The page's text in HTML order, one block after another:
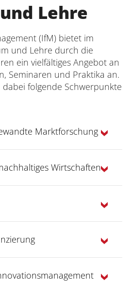
Lehre
(IfM) bietet im
und Lehre durch die
ein vielfältiges Angebot an
Seminaren und Praktika an.
folgende Schwerpunkte
Marktforschung
Wirtschaften
neue digitale
Auswirkungen auf
"Wirtschaft (und